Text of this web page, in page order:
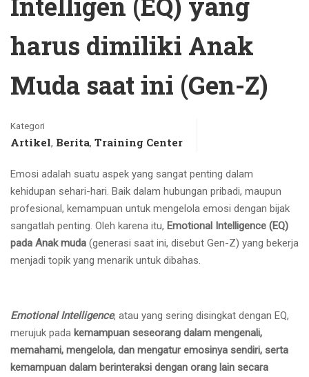
harus dimiliki Anak
Muda saat ini (Gen-Z)
Kategori
Artikel, Berita, Training Center
Emosi adalah suatu aspek yang sangat penting dalam
kehidupan sehari-hari. Baik dalam hubungan pribadi, maupun
profesional, kemampuan untuk mengelola emosi dengan bijak
sangatlah penting. Oleh karena itu, Emotional Intelligence (EQ)
pada Anak muda (generasi saat ini, disebut Gen-Z) yang bekerja
menjadi topik yang menarik untuk dibahas.
Emotional Intelligence, atau yang sering disingkat dengan EQ,
merujuk pada kemampuan seseorang dalam mengenali,
memahami, mengelola, dan mengatur emosinya sendiri, serta
kemampuan dalam berinteraksi dengan orang lain secara